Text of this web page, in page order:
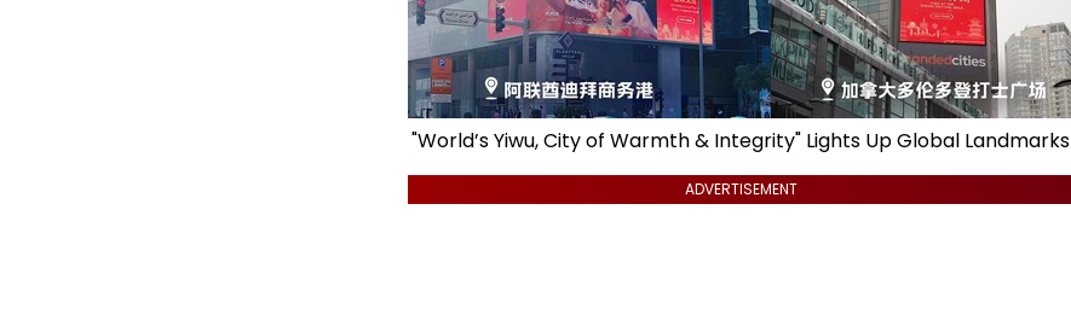
"World’s Yiwu, City of Warmth & Integrity" Lights Up Global Landmarks
ADVERTISEMENT